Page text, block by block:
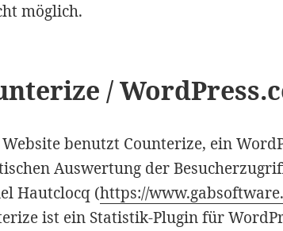
möglich.
/
Website benutzt Counterize, ein
Auswertung der
Hautclocq (https://
ist ein Statistik-Plugin für